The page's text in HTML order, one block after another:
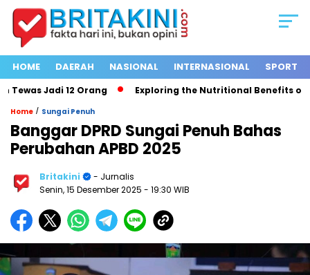
HOME DAERAH NASIONAL INTERNASIONAL SPORT
Jadi 12 Orang Exploring the Nutritional Benefits of
Home / Sungai Penuh
Banggar DPRD Sungai Penuh Bahas
Perubahan APBD 2025
Britakini
- Jurnalis
Senin, 15 Desember 2025 - 19:30 WIB